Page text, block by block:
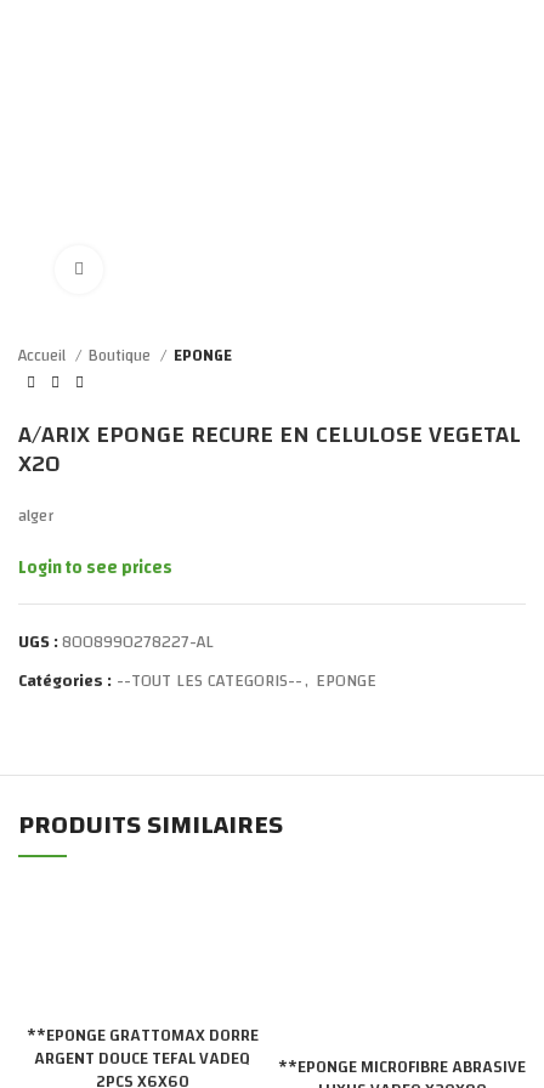
Accueil Boutique EPONGE
A/ARIX EPONGE RECURE EN CELULOSE VEGETAL
X20
alger
Login to see prices
UGS :8008990278227-AL
Catégories :--TOUT LES CATEGORIS--, EPONGE
PRODUITS SIMILAIRES
**EPONGE GRATTOMAX DORRE
ARGENT DOUCE TEFAL VADEQ **EPONGE MICROFIBRE ABRASIVE